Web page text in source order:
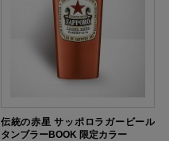
伝統の赤星 サッポロラガービール
タンブラーBOOK 限定カラー